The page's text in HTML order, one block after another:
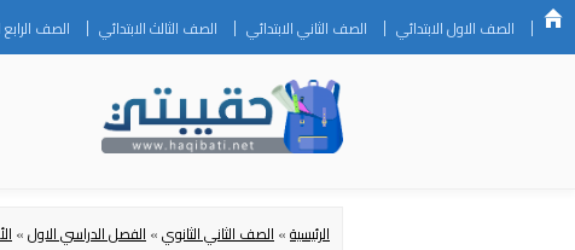
الصف الاول الابتدائي الصف الثاني الابتدائي الصف الثالث الابتدائي الصف الرابع
الرئيسية»الصف الثاني الثانوي»الفصل الدراسي الاول»